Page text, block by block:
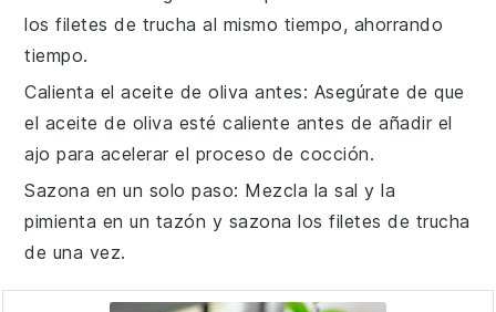
losfiletes de trucha al mismo tiempo, ahorrando
tiempo.
Calienta el aceite de oliva antes: Asegúrate de que
el aceite de oliva esté caliente antes de añadir el
ajo para acelerar el proceso de cocción.
Sazona en un solo paso: Mezcla lasal y la
pimienta en un tazón y sazona losfiletes de trucha
de una vez.